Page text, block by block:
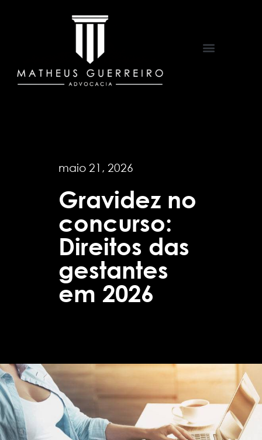
maio 21, 2026
Gravidez no
concurso:
Direitos das
gestantes
em 2026